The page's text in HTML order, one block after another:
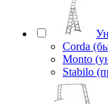
Corda
Monto
Stabilo